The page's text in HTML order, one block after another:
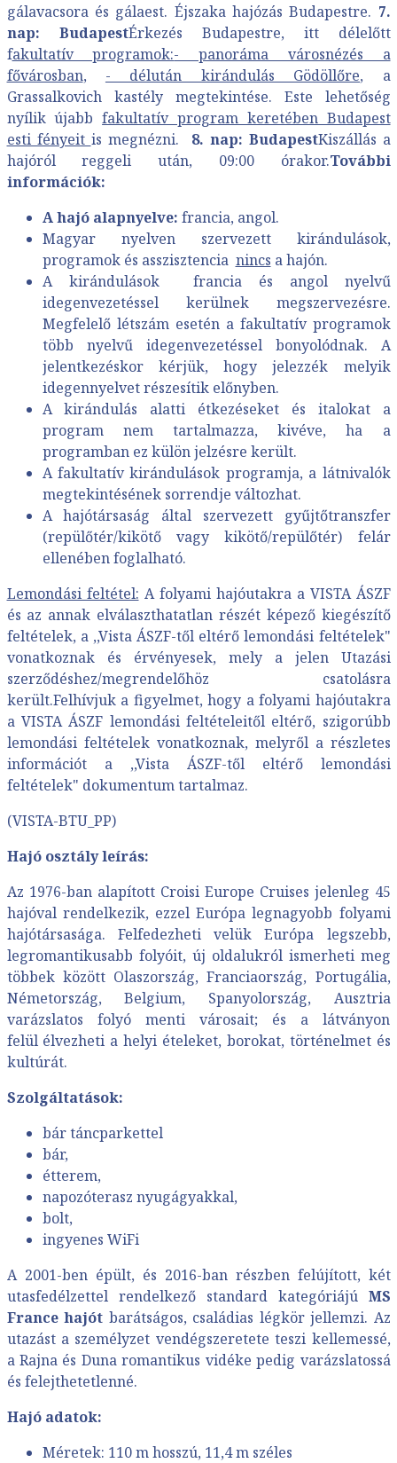
gálavacsora és gálaest. Éjszaka hajózás Budapestre. 7.
nap: BudapestÉrkezés Budapestre, itt délelőtt
fakultatív programok:- panoráma városnézés a
fővárosban, - délután kirándulás Gödöllőre, a
Grassalkovich kastély megtekintése. Este lehetőség
nyílik újabbfakultatív program keretében Budapest
esti fényeit is megnézni. 8. nap: BudapestKiszállás a
hajóról reggeli után, 09:00 órakor.További
információk:
A hajó alapnyelve: francia, angol.
Magyar nyelven szervezett kirándulások,
programok és asszisztencia nincs a hajón.
A kirándulások francia és angol nyelvű
idegenvezetéssel kerülnek megszervezésre.
Megfelelő létszám esetén a fakultatív programok
több nyelvű idegenvezetéssel bonyolódnak. A
jelentkezéskor kérjük, hogy jelezzék melyik
idegennyelvet részesítik előnyben.
A kirándulás alatti étkezéseket és italokat a
program nem tartalmazza, kivéve, ha a
programban ez külön jelzésre került.
A fakultatív kirándulások programja, a látnivalók
megtekintésének sorrendje változhat.
A hajótársaság által szervezett gyűjtőtranszfer
(repülőtér/kikötő vagy kikötő/repülőtér) felár
ellenében foglalható.
Lemondási feltétel: A folyami hajóutakra a VISTA ÁSZF
és az annak elválaszthatatlan részét képező kiegészítő
feltételek, a ,,Vista ÁSZF-től eltérő lemondási feltételek"
vonatkoznak és érvényesek, mely a jelen Utazási
szerződéshez/megrendelőhöz csatolásra
került.Felhívjuk a figyelmet, hogy a folyami hajóutakra
a VISTA ÁSZF lemondási feltételeitől eltérő, szigorúbb
lemondási feltételek vonatkoznak, melyről a részletes
információt a ,,Vista ÁSZF-től eltérő lemondási
feltételek" dokumentum tartalmaz.
(VISTA-BTU_PP)
Hajó osztály leírás:
Az 1976-ban alapított Croisi Europe Cruises jelenleg 45
hajóval rendelkezik, ezzel Európa legnagyobb folyami
hajótársasága. Felfedezheti velük Európa legszebb,
legromantikusabb folyóit, új oldalukról ismerheti meg
többek között Olaszország, Franciaország, Portugália,
Németország, Belgium, Spanyolország, Ausztria
varázslatos folyó menti városait; és a látványon
felül élvezheti a helyi ételeket, borokat, történelmet és
kultúrát.
Szolgáltatások:
bár táncparkettel
bár,
étterem,
napozóterasz nyugágyakkal,
bolt,
ingyenes WiFi
A 2001-ben épült, és 2016-ban részben felújított, két
utasfedélzettel rendelkező standard kategóriájú MS
France hajót barátságos, családias légkör jellemzi. Az
utazást a személyzet vendégszeretete teszi kellemessé,
a Rajna és Duna romantikus vidéke pedig varázslatossá
és felejthetetlenné.
Hajó adatok:
Méretek: 110 m hosszú, 11,4 m széles